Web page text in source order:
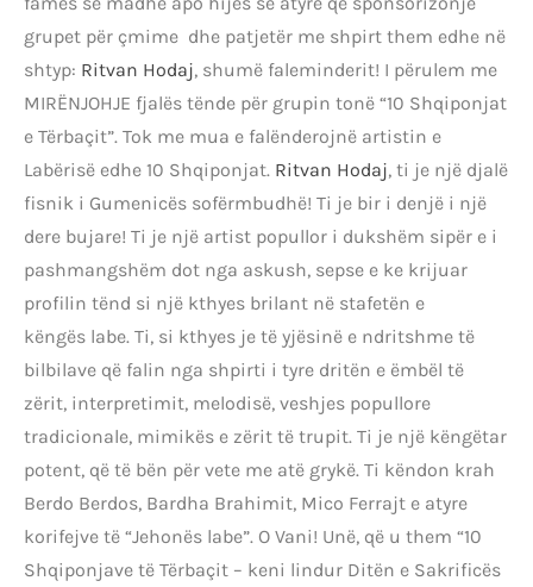
grupet për çmime dhe patjetër me shpirt them edhe në
shtyp: Ritvan Hodaj, shumë faleminderit! I përulem me
MIRËNJOHJE fjalës tënde për grupin tonë “10 Shqiponjat
e Tërbaçit”. Tok me mua e falënderojnë artistin e
Labërisë edhe 10 Shqiponjat. Ritvan Hodaj, ti je një djalë
fisnik i Gumenicës sofërmbudhë! Ti je bir i denjë i një
dere bujare! Ti je një artist popullor i dukshëm sipër e i
pashmangshëm dot nga askush, sepse e ke krijuar
profilin tënd si një kthyes brilant në stafetën e
këngës labe. Ti, si kthyes je të yjësinë e ndritshme të
bilbilave që falin nga shpirti i tyre dritën e ëmbël të
zërit, interpretimit, melodisë, veshjes popullore
tradicionale, mimikës e zërit të trupit. Ti je një këngëtar
potent, që të bën për vete me atë grykë. Ti këndon krah
Berdo Berdos, Bardha Brahimit, Mico Ferrajt e atyre
korifejve të “Jehonës labe”. O Vani! Unë, që u them “10
Shqiponjave të Tërbaçit – keni lindur Ditën e Sakrificës